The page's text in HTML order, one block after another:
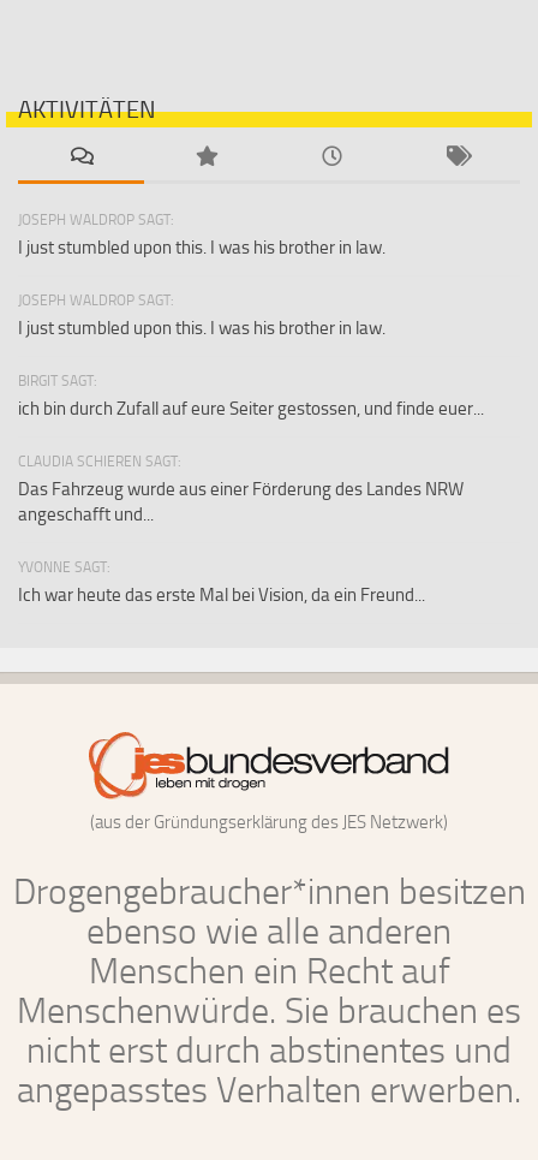
AKTIVITÄTEN
JOSEPH WALDROP SAGT:
I just stumbled upon this. I was his brother in law.
JOSEPH WALDROP SAGT:
I just stumbled upon this. I was his brother in law.
BIRGIT SAGT:
ich bin durch Zufall auf eure Seiter gestossen, und finde euer...
CLAUDIA SCHIEREN SAGT:
Das Fahrzeug wurde aus einer Förderung des Landes NRW
angeschafft und...
YVONNE SAGT:
Ich war heute das erste Mal bei Vision, da ein Freund...
(aus der Gründungserklärung des JES Netzwerk)
Drogengebraucher*innen besitzen
ebenso wie alle anderen
Menschen ein Recht auf
Menschenwürde. Sie brauchen es
nicht erst durch abstinentes und
angepasstes Verhalten erwerben.